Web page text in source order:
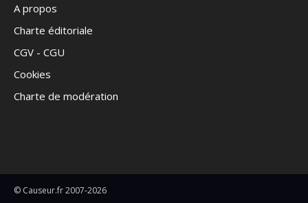
A propos
Charte éditoriale
CGV - CGU
Cookies
Charte de modération
© Causeur.fr 2007-2026